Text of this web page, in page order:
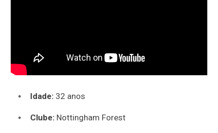
Idade: 32 anos
Clube: Nottingham Forest